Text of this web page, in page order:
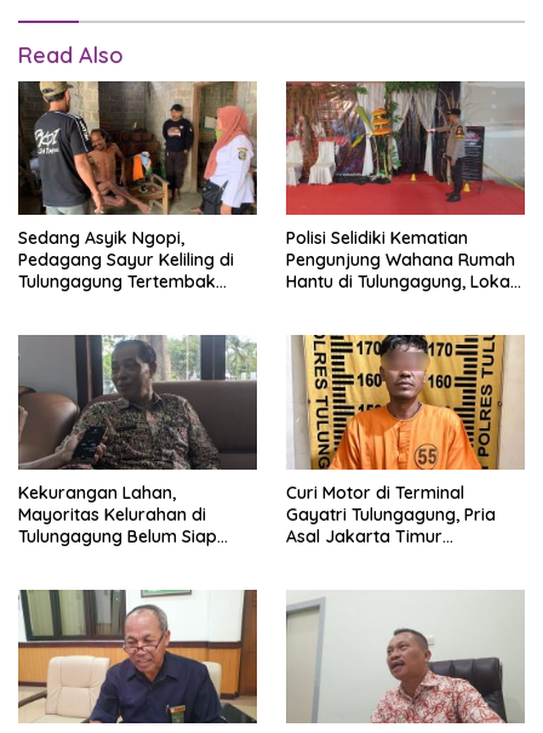
Read Also
Sedang Asyik Ngopi,
Pedagang Sayur Keliling di
Tulungagung Tertembak
Polisi Selidiki Kematian
Pengunjung Wahana Rumah
Hantu di Tulungagung, Lokasi
Kekurangan Lahan,
Mayoritas Kelurahan di
Tulungagung Belum Siap
Curi Motor di Terminal
Gayatri Tulungagung, Pria
Asal Jakarta Timur